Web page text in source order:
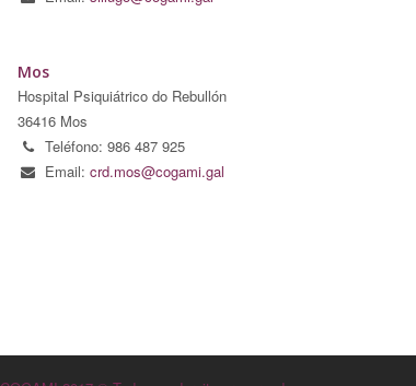
Mos
Hospital Psiquiátrico do Rebullón
36416 Mos
Teléfono: 986 487 925
Email: crd.mos@cogami.gal